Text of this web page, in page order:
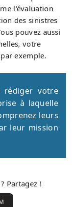
l'évaluation
des sinistres
pouvez aussi
votre
exemple.
rédiger votre
à laquelle
leurs
leur mission
Partagez !